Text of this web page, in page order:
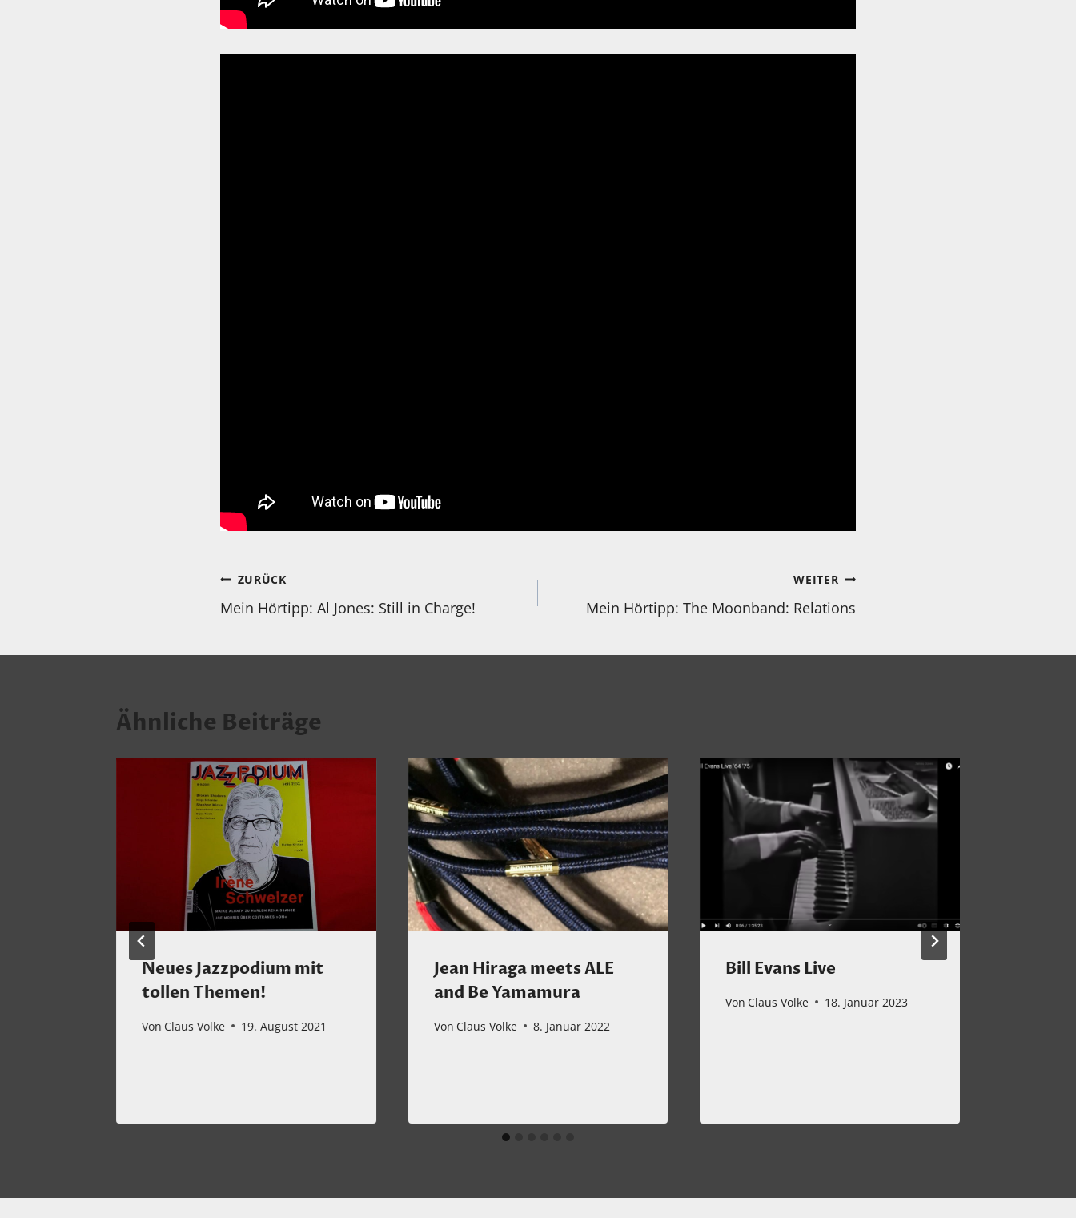
Beitragsnavigation
ZURÜCK
Mein Hörtipp: Al Jones: Still in Charge!
WEITER
Mein Hörtipp: The Moonband: Relations
Ähnliche Beiträge
Neues Jazzpodium mit
tollen Themen!
Von Claus Volke 19. August 2021
Jean Hiraga meets ALE
and Be Yamamura
Von Claus Volke 8. Januar 2022
Bill Evans Live
Von Claus Volke 18. Januar 2023